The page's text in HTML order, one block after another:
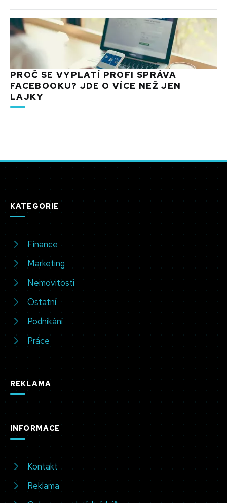
PROČ SE VYPLATÍ PROFI SPRÁVA
FACEBOOKU? JDE O VÍCE NEŽ JEN
LAJKY
KATEGORIE
Finance
Marketing
Nemovitosti
Ostatní
Podnikání
Práce
REKLAMA
INFORMACE
Kontakt
Reklama